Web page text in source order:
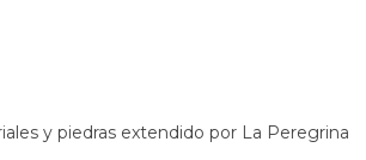
y piedras extendido por La Peregrina